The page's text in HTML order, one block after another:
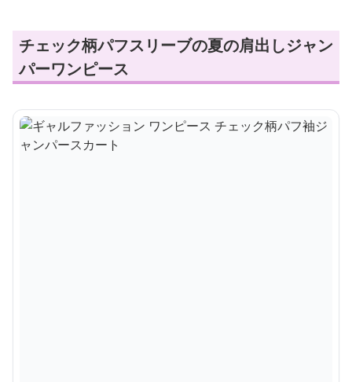
チェック柄パフスリーブの夏の肩出しジャン
パーワンピース